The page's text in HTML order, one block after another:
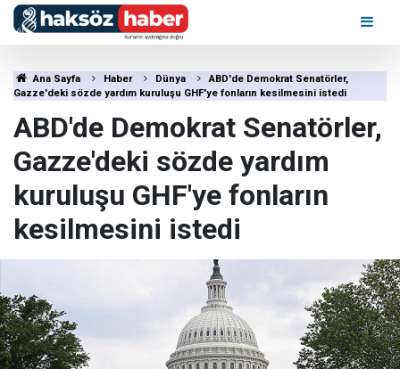
Ana Sayfa Haber Dünya
ABD'de Demokrat Senatörler,
Gazze'deki sözde yardım kuruluşu GHF'ye fonların kesilmesini istedi
ABD'de Demokrat Senatörler,
Gazze'deki sözde yardım
kuruluşu GHF'ye fonların
kesilmesini istedi